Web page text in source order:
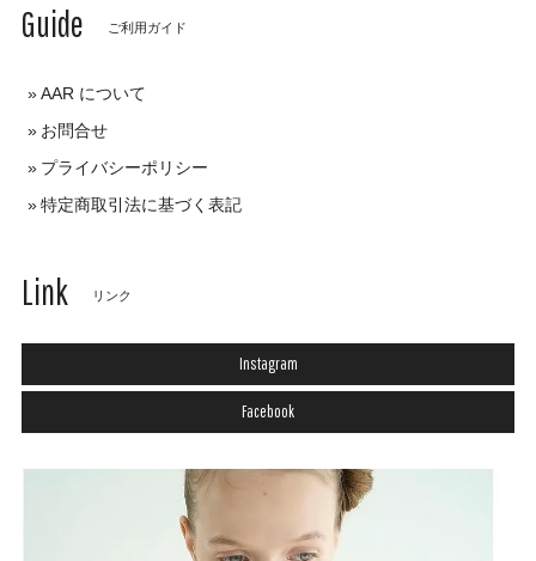
Guide ご利用ガイド
AAR について
お問合せ
プライバシーポリシー
特定商取引法に基づく表記
Link リンク
Instagram
Facebook